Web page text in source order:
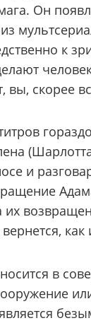
Он
к
вы, скорее
и
как
в